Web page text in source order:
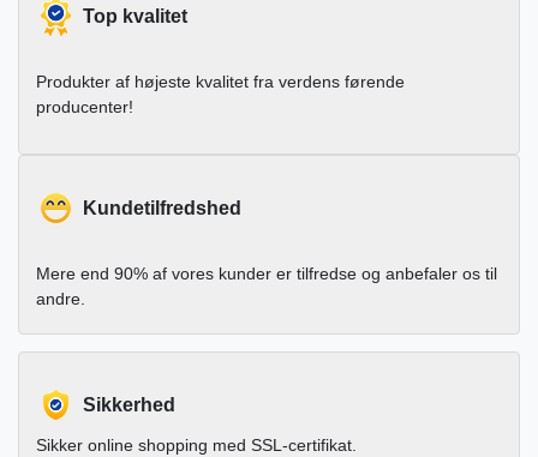
Top kvalitet
Produkter af højeste kvalitet fra verdens førende
producenter!
Kundetilfredshed
Mere end 90% af vores kunder er tilfredse og anbefaler os til
andre.
Sikkerhed
Sikker online shopping med SSL-certifikat.